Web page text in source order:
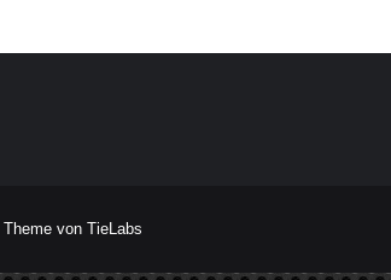
von TieLabs